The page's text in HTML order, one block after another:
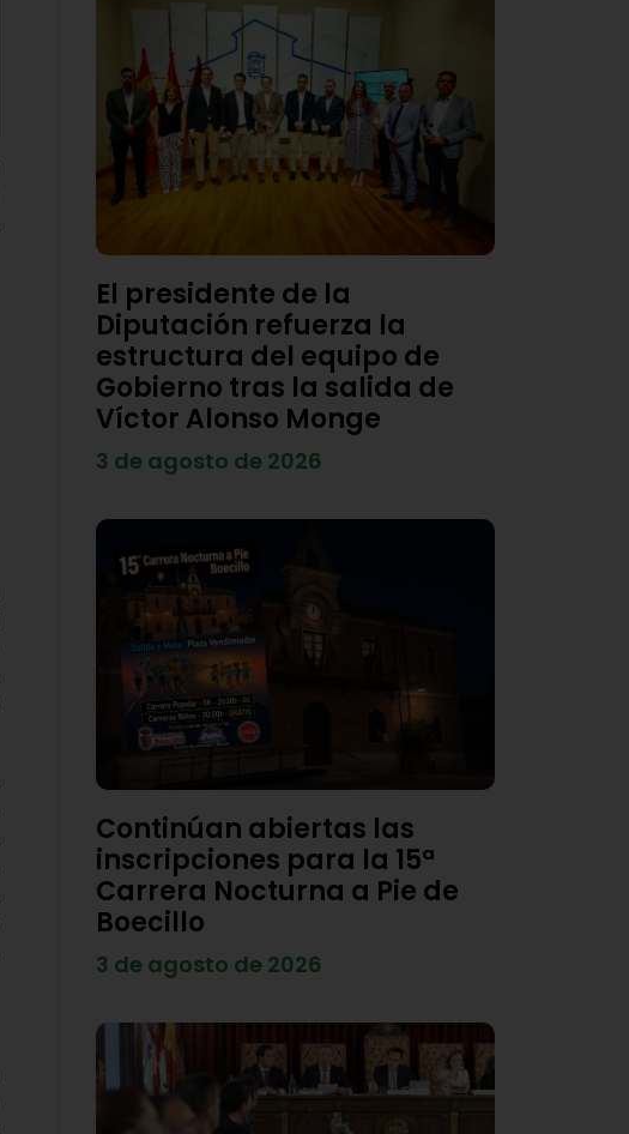
El presidente de la
Diputación refuerza la
estructura del equipo de
Gobierno tras la salida de
Víctor Alonso Monge
3 de agosto de 2026
Continúan abiertas las
inscripciones para la 15ª
Carrera Nocturna a Pie de
Boecillo
3 de agosto de 2026